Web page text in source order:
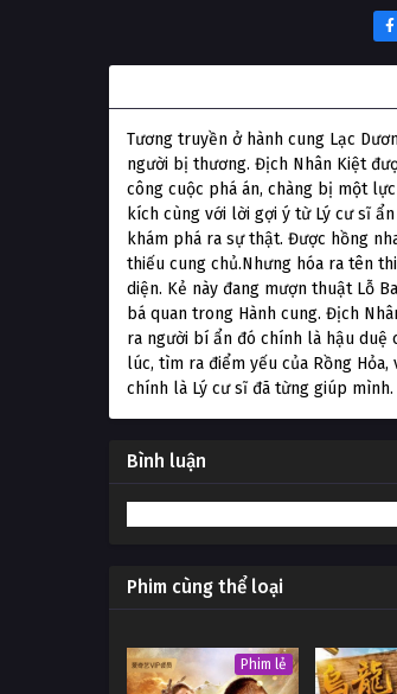
Tương truyền ở hành cung Lạc
người bị thương. Địch Nhân Kiệt
công cuộc phá án, chàng bị một
kích cùng với lời gợi ý từ Lý cư sĩ
khám phá ra sự thật. Được hồng
thiếu cung chủ.Nhưng hóa ra tên
diện. Kẻ này đang mượn thuật Lỗ
bá quan trong Hành cung. Địch
ra người bí ẩn đó chính là hậu duệ
lúc, tìm ra điểm yếu của Rồng
chính là Lý cư sĩ đã từng giúp mình.
Bình luận
Phim cùng thể loại
Phim lẻ